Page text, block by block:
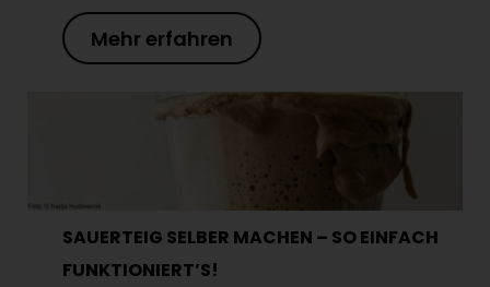
Mehr erfahren
SAUERTEIG SELBER MACHEN – SO EINFACH
FUNKTIONIERT’S!